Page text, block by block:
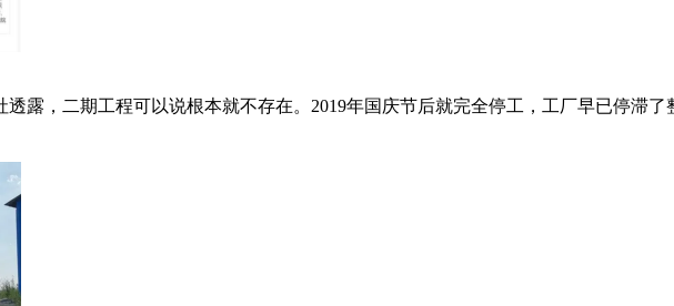
露，二期工程可以说根本就不存在。2019年国庆节后就完全停工，工厂早已停滞了